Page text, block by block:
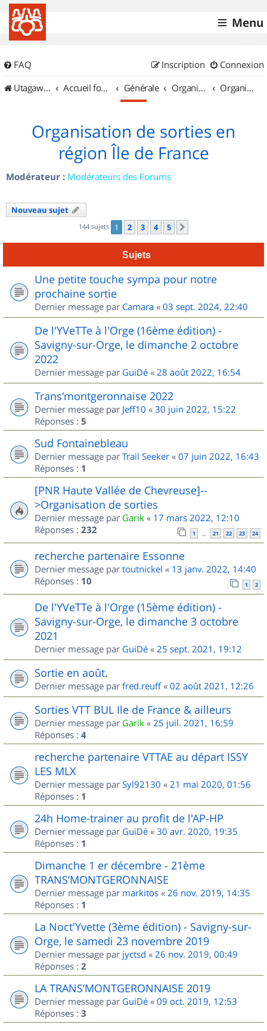
Menu
FAQ Connexion
Inscription
UtagawaVTT (Randos VTT et VTTAE avec traces GPS)
Accueil forum Générale Organisation de sorties & Recherche de partenaires Organisation de sorties en région Île de France
Organisation de sorties en
région Île de France
Modérateur : Modérateurs des Forums
Nouveau sujet
144 sujets 1 2 3 4 5
Sujets
Une petite touche sympa pour notre
prochaine sortie
Dernier message par Camara « 03 sept. 2024, 22:40
De l'YVeTTe à l'Orge (16ème édition) -
Savigny-sur-Orge, le dimanche 2 octobre
2022
Dernier message par GuiDé « 28 août 2022, 16:54
Trans'montgeronnaise 2022
Dernier message par Jeff10 « 30 juin 2022, 15:22
Réponses : 5
Sud Fontainebleau
Dernier message par Trail Seeker « 07 juin 2022, 16:43
Réponses : 1
[PNR Haute Vallée de Chevreuse]--
>Organisation de sorties
Dernier message par Garik « 17 mars 2022, 12:10
Réponses : 232 1 … 21 22 23 24
recherche partenaire Essonne
Dernier message par toutnickel « 13 janv. 2022, 14:40
Réponses : 10 1 2
De l'YVeTTe à l'Orge (15ème édition) -
Savigny-sur-Orge, le dimanche 3 octobre
2021
Dernier message par GuiDé « 25 sept. 2021, 19:12
Sortie en août.
Dernier message par fred.reuff« 02 août 2021, 12:26
Sorties VTT BUL Ile de France & ailleurs
Dernier message par Garik « 25 juil. 2021, 16:59
Réponses : 4
recherche partenaire VTTAE au départ ISSY
LES MLX
Dernier message par Syl92130 « 21 mai 2020, 01:56
Réponses : 1
24h Home-trainer au profit de l'AP-HP
Dernier message par GuiDé « 30 avr. 2020, 19:35
Réponses : 1
Dimanche 1 er décembre - 21ème
TRANS’MONTGERONNAISE
Dernier message par markitos « 26 nov. 2019, 14:35
Réponses : 1
La Noct'Yvette (3ème édition) - Savigny-sur-
Orge, le samedi 23 novembre 2019
Dernier message par jyctsd « 26 nov. 2019, 00:49
Réponses : 2
LA TRANS’MONTGERONNAISE 2019
Dernier message par GuiDé « 09 oct. 2019, 12:53
Réponses : 3